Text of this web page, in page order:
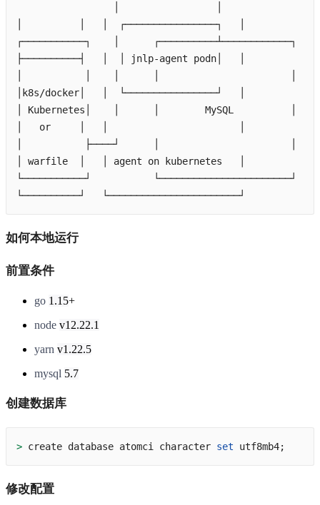
│          │   │  ┌────────────────┐   │
┌───────────┐    │      ┌──────────┴────────────┐
├──────────┤   │  │
jnlp-agent podn
k8s/docker │   │  └────────────────┘   │
Kubernetes MySQL
or
│           ├────┘      │                       │
warfile agent on kubernetes
└───────────┘           └───────────────────────┘
└──────────┘   └───────────────────────┘
如何本地运行
前置条件
go 1.15+
node v12.22.1
yarn v1.22.5
mysql 5.7
创建数据库
> create database atomci character set utf8mb4;
修改配置